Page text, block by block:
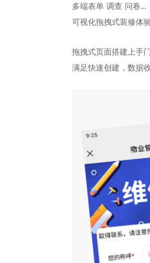
多端表单 调查 问卷...
可视化拖拽式装修体
拖拽式页面搭建上手
满足快速创建，数据